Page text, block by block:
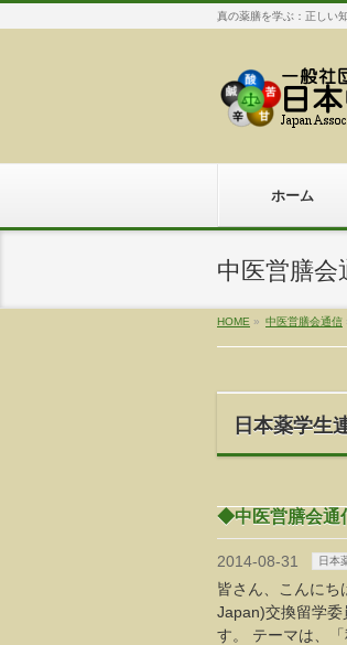
真の薬膳を学ぶ：正しい
ホーム
中医営膳会
HOME » 中医営膳会通信
日本薬学生
◆中医営膳会通
2014-08-31 日本
皆さん、こんに
Japan)交換留学委
す。 テーマは、